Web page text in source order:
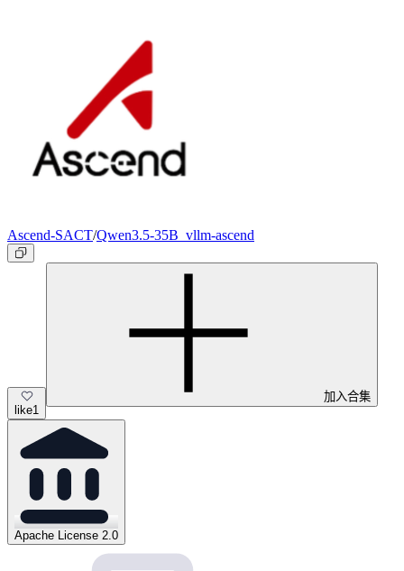
Ascend-SACT/Qwen3.5-35B_vllm-ascend
like1
加入合集
Apache License 2.0